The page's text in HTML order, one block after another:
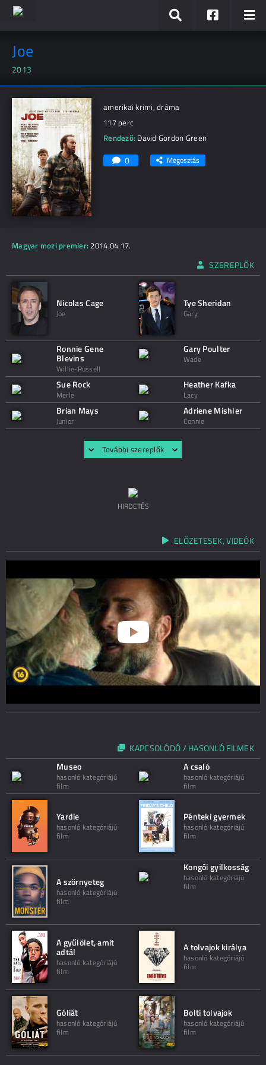
Joe
2013
amerikai krimi, dráma
117 perc
Rendező: David Gordon Green
0 Megosztás
Magyar mozi premier: 2014.04.17.
SZEREPLŐK
Nicolas Cage
Joe
Tye Sheridan
Gary
Ronnie Gene
Blevins
Willie-Russell
Gary Poulter
Wade
Sue Rock
Merle
Heather Kafka
Lacy
Brian Mays
Junior
Adriene Mishler
Connie
További szereplők
HIRDETÉS
ELŐZETESEK, VIDEÓK
KAPCSOLÓDÓ / HASONLÓ FILMEK
Museo
hasonló kategóriájú
film
A csaló
hasonló kategóriájú
film
Yardie
hasonló kategóriájú
film
Pénteki gyermek
hasonló kategóriájú
film
A szörnyeteg
hasonló kategóriájú
film
Kongói gyilkosság
hasonló kategóriájú
film
A gyűlölet, amit
adtál
hasonló kategóriájú
film
A tolvajok királya
hasonló kategóriájú
film
Góliát
hasonló kategóriájú
film
Bolti tolvajok
hasonló kategóriájú
film